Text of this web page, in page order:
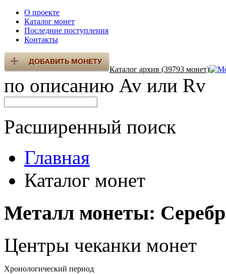
О проекте
Каталог монет
Последние поступления
Контакты
Каталог архив (39793 монет)
по описанию Av или Rv
Расширенный поиск
Главная
Каталог монет
Металл монеты:
Центры чеканки монет
Хронологический период